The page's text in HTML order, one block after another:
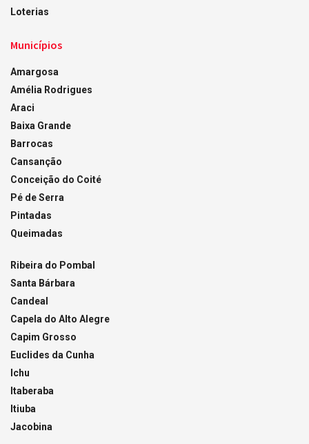
Loterias
Municípios
Amargosa
Amélia Rodrigues
Araci
Baixa Grande
Barrocas
Cansanção
Conceição do Coité
Pé de Serra
Pintadas
Queimadas
Ribeira do Pombal
Santa Bárbara
Candeal
Capela do Alto Alegre
Capim Grosso
Euclides da Cunha
Ichu
Itaberaba
Itiuba
Jacobina